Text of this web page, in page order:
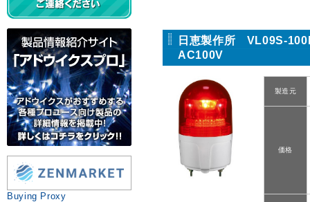
Buying Proxy
日恵製作所 VL09S-
AC100V
製造元
価格